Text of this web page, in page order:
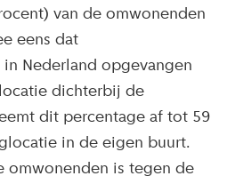
van de omwonenden
eens dat
Nederland opgevangen
dichterbij de
dit percentage af tot 59
in de eigen buurt.
omwonenden is tegen de